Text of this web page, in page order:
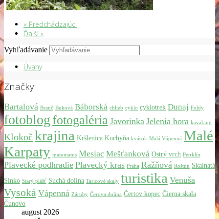
« Predchádzajúci
Ďalší »
Vyhľadávanie
Úvahy
Značky
Bartalová Branč Buková Báborská chlieb cyklo cyklotrek Dunaj Foldy
fotoblog fotogaléria Javorinka Jelenia hora kayaking
Klokoč krajina Kršlenica Kuchyňa kvások Malá Vápenná Malé
Karpaty mammatus Mesiac Mešťanková Ostrý vrch Petrklín
Plavecké podhradie Plavecký kras Praha Ražňová Roštún Skalnatá
Slnko Starý plášť Suchá dolina Taricové skaly turistika Venuša
Vysoká Vápenná Záruby Čerova dolina Čertov kopec Čierna skala
Čunovo
august 2026